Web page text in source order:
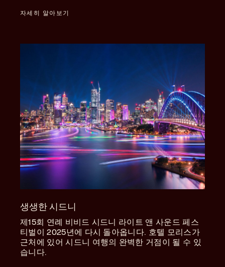
자세히 알아보기
생생한 시드니
제15회 연례 비비드 시드니 라이트 앤 사운드 페스
티벌이 2025년에 다시 돌아옵니다. 호텔 모리스가
근처에 있어 시드니 여행의 완벽한 거점이 될 수 있
습니다.